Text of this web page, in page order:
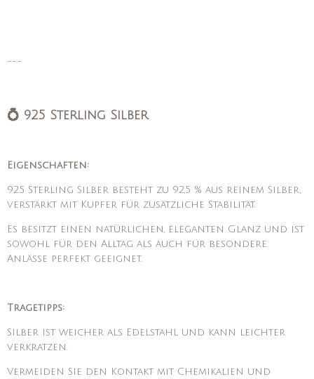
---
💍 925 Sterling Silber
Eigenschaften:
925 Sterling Silber besteht zu 92,5 % aus reinem Silber,
verstärkt mit Kupfer für zusätzliche Stabilität.
Es besitzt einen natürlichen, eleganten Glanz und ist
sowohl für den Alltag als auch für besondere
Anlässe perfekt geeignet.
Tragetipps:
Silber ist weicher als Edelstahl und kann leichter
verkratzen.
Vermeiden Sie den Kontakt mit Chemikalien und